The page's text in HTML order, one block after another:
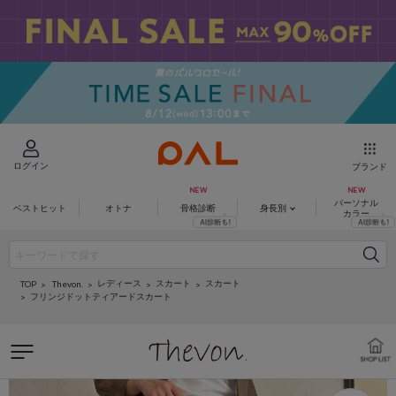
ログイン ブランド
ベストヒット オトナ 骨格診断 身長別
パーソナル
カラー
TOP Thevon. レディース スカート
スカート
フリンジドットティアードスカート